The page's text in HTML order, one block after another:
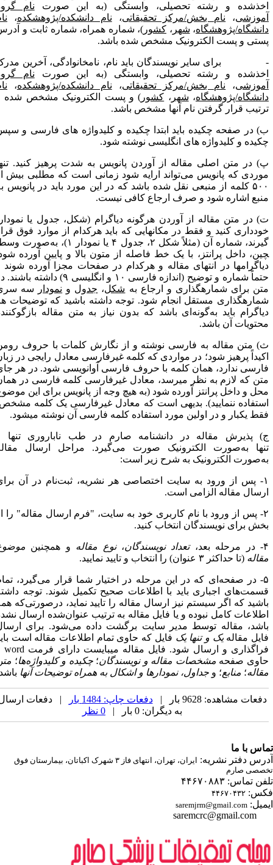
و رشته تحصیلی، وابستگی (به این صورت نام گروه
،نام بخش/مرکز تحقیقاتی، نام دانشکده/پژوهشکده، نام
پژوهشگاه،شهر، کشور)، شماره همراه، شماره ثابت و آدرس
و پست الکترونیک مشخص شده باشد.
برای سایر نویسندگان باید نام، نام­خانوادگی، آخرین مدرک
و رشته تحصیلی، وابستگی (به این صورت نام گروه
،نام بخش/مرکز تحقیقاتی، نام دانشکده/پژوهشکده، نام
پژوهشگاه،شهر، کشور) و پست الکترونیک مشخص شده و
قرار گرفتن نام آنها مشخص باشد.
در صفحه چکیده باید ابتدا چکیده و کلیدواژه­ های فارسی و سپس
و کلیدواژه­ های انگلیسی نوشته شود.
در متن اصلی مقاله از آوردن پانویس به شدت پرهیز کنید. تنها
که پانویس می‌تواند ارایه شود زمانی است که مطلبی بیش از
۵۰۰ کلمه از منبعی نقل شده باشد که در این مورد باید در پانویس به
اشاره شود و صرف ارجاع کافی نیست.
در متن مقاله از آوردن هرگونه دیاگرام (شکل، جدول یا نمودار)
کنید و فقط در مکان­هایی که باید هرکدام از موارد فوق قرار
گیرند، شماره آن (مثلاً شکل ۲، جدول ۴ یا نمودار ۱)، به‌صورت وسط­
داخل پرانتز، با یک خط فاصله از متون بالا و پایین آورده شود.
در انتهای مقاله و هرکدام در صفحات مجزا آورده شوند و
حتماً شماره و توضیح (اندازه فارسی ۱۰ و انگلیسی ۹) داشته باشند. در
برای شماره­گذاری و ارجاع بهشکل،جدولونمودار سه سری
مستقل انجام شود. توجه داشته باشید که توضیحات هر
باید به‌گونه‌ای باشد که بدون نیاز به متن مقاله بازگوکننده
آن باشد.
متن مقاله به فارسی نوشته و از نگارش کلمات با حروف رومن
پرهیز شود؛ در مواردی که کلمه غیرفارسی معادل رایجی در زبان
ندارد، همان کلمه با حروف فارسی آوانویسی شود. در هر جای
که لازم به نظر می­رسد، معادل غیرفارسی کلمه فارسی در همان
و داخل پرانتز آورده شود (به هیچ وجه از پانویس برای این موضوع
ننمایید). بدیهی است که معادل غیرفارسی یک کلمه­ مشخص،
یک­بار و در اولین مورد استفاده کلمه فارسی آن نوشته می­شود.
پذیرش مقاله در دانشنامه صارم در طب ناباروری تنها و
به‌صورت الکترونیک صورت می­‌گیرد. مراحل ارسال مقاله
الکترونیک به شرح زیر است:
۱- پس از ورود به سایت اختصاصی هر نشریه، ثبت‌نام در آن برای
مقاله الزامی است.
۲- پس از ورود با نام کاربری خود به سایت، "فرم ارسال مقاله" را از
برای نویسندگان انتخاب کنید.
تعداد نویسندگان،نوع مقالهو همچنینموضوع
(تا حداکثر ۳ عنوان) را انتخاب و تایید نمایید.
۵- در صفحه‌ای که در این مرحله در اختیار شما قرار می‌گیرد، تمام
اجباری باید با اطلاعات صحیح تکمیل شوند. توجه داشته
که اگر سیستم نیز ارسال مقاله را تایید نماید، درصورتی‌که همه
کامل نبوده و یا فایل مقاله به ترتیب عنوان‌شده ارسال نشده
مقاله توسط مدیر سایت برگشت داده می‌شود. برای ارسال
مقالهیک و تنها یکفایل که حاوی تمام اطلاعات مقاله است باید
و ارسال شود. فایل مقاله می­بایست دارای فرمتword و
صفحهمشخصات مقاله و نویسندگان؛چکیده و کلیدواژه‌ها؛متن
؛منابع؛ و جداول، نمودارها و اشکال به همراه توضیحات آنهاباشد.
مشاهده: 9628 بار | دفعات چاپ: 1484 بار
| دفعات ارسال
به دیگران: 0 بار |
با ما
دفتر نشریه:
ایران، تهران، انتهای فاز ۳ شهرک اکباتان، بیمارستان فوق
صارم
تماس: ۴۴۶۷۰۸۸۳
۴۴۶۷۰۴۳۲
saremjrm@gmail.com
saremcrc@gmail.com